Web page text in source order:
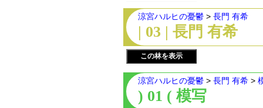
涼宮ハルヒの憂鬱 > 長門 有希
| 03 | 長門 有希
この林を表示
涼宮ハルヒの憂鬱 > 長門 有希 >
) 01 ( 模写